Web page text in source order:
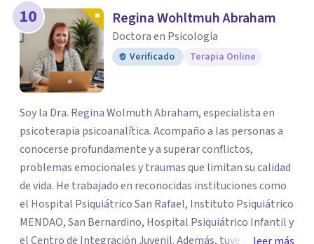
10 Regina Wohltmuh Abraham
Doctora en Psicología
Verificado Terapia Online
Soy la Dra. Regina Wolmuth Abraham, especialista en
psicoterapia psicoanalítica. Acompaño a las personas a
conocerse profundamente y a superar conflictos,
problemas emocionales y traumas que limitan su calidad
de vida. He trabajado en reconocidas instituciones como
el Hospital Psiquiátrico San Rafael, Instituto Psiquiátrico
MENDAO, San Bernardino, Hospital Psiquiátrico Infantil y
el Centro de Integración Juvenil. Además, tuve el